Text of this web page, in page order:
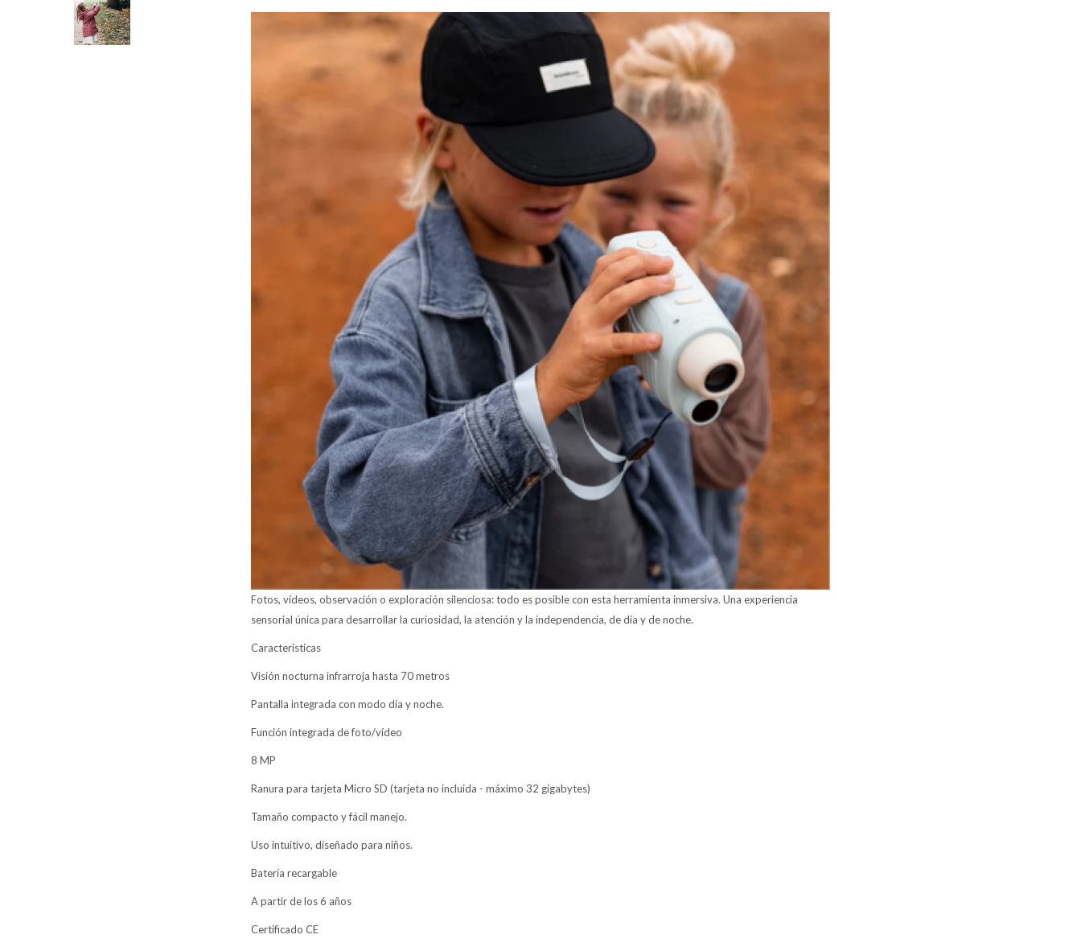
Fotos, vídeos, observación o exploración silenciosa: todo es posible con esta herramienta inmersiva. Una experiencia
sensorial única para desarrollar la curiosidad, la atención y la independencia, de día y de noche.
Características
Visión nocturna infrarroja hasta 70 metros
Pantalla integrada con modo día y noche.
Función integrada de foto/vídeo
8 MP
Ranura para tarjeta Micro SD (tarjeta no incluida - máximo 32 gigabytes)
Tamaño compacto y fácil manejo.
Uso intuitivo, diseñado para niños.
Batería recargable
A partir de los 6 años
Certificado CE